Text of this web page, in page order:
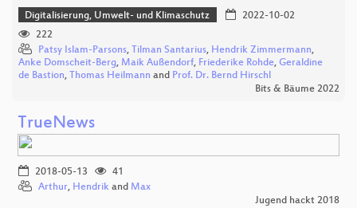
Digitalisierung, Umwelt- und Klimaschutz
2022-10-02
222
Patsy Islam-Parsons, Tilman Santarius, Hendrik Zimmermann,
Anke Domscheit-Berg, Maik Außendorf, Friederike Rohde, Geraldine
de Bastion, Thomas Heilmann and Prof. Dr. Bernd Hirschl
Bits & Bäume 2022
TrueNews
2018-05-13
41
Arthur, Hendrik and Max
Jugend hackt 2018